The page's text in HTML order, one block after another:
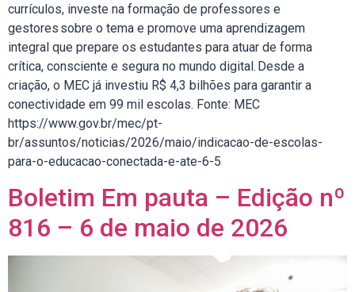
currículos, investe na formação de professores e
gestores sobre o tema e promove uma aprendizagem
integral que prepare os estudantes para atuar de forma
crítica, consciente e segura no mundo digital. Desde a
criação, o MEC já investiu R$ 4,3 bilhões para garantir a
conectividade em 99 mil escolas. Fonte: MEC
https://www.gov.br/mec/pt-
br/assuntos/noticias/2026/maio/indicacao-de-escolas-
para-o-educacao-conectada-e-ate-6-5
Boletim Em pauta – Edição nº
816 – 6 de maio de 2026